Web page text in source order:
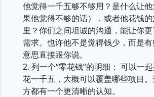
他觉得一千五够不够用？是什么让
果他觉得不够的话），或者他花钱
里？你们之间坦诚的沟通，能让你
需求。也许他不是觉得钱少，而是
意思直接跟你说。
2. 列一个“零花钱”的明细： 可以一
花一千五，大概可以覆盖哪些项目
方都有一个更清晰的认知。